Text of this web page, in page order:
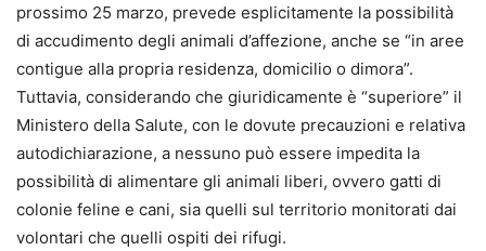
prossimo 25 marzo, prevede esplicitamente la possibilità
di accudimento degli animali d’affezione, anche se “in aree
contigue alla propria residenza, domicilio o dimora”.
Tuttavia, considerando che giuridicamente è “superiore” il
Ministero della Salute, con le dovute precauzioni e relativa
autodichiarazione, a nessuno può essere impedita la
possibilità di alimentare gli animali liberi, ovvero gatti di
colonie feline e cani, sia quelli sul territorio monitorati dai
volontari che quelli ospiti dei rifugi.